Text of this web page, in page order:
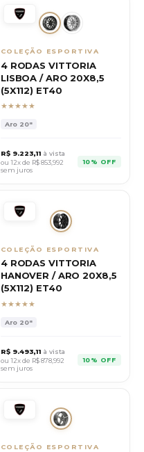
COLEÇÃO ESPORTIVA
4 RODAS VITTORIA
LISBOA / ARO 20X8,5
(5X112) ET40
★★★★★
Aro 20"
R$ 9.223,11 à vista
ou 12x de R$853,992
sem juros
10% OFF
COLEÇÃO ESPORTIVA
4 RODAS VITTORIA
HANOVER / ARO 20X8,5
(5X112) ET40
★★★★★
Aro 20"
R$ 9.493,11 à vista
ou 12x de R$878,992
sem juros
10% OFF
COLEÇÃO ESPORTIVA